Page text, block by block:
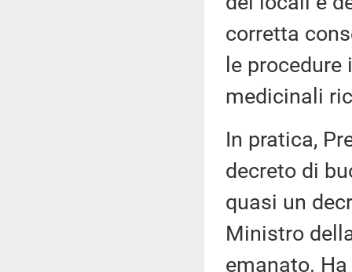
corretta
le
medicinali
In pratica,
decreto di
quasi un
Ministro
emanato.